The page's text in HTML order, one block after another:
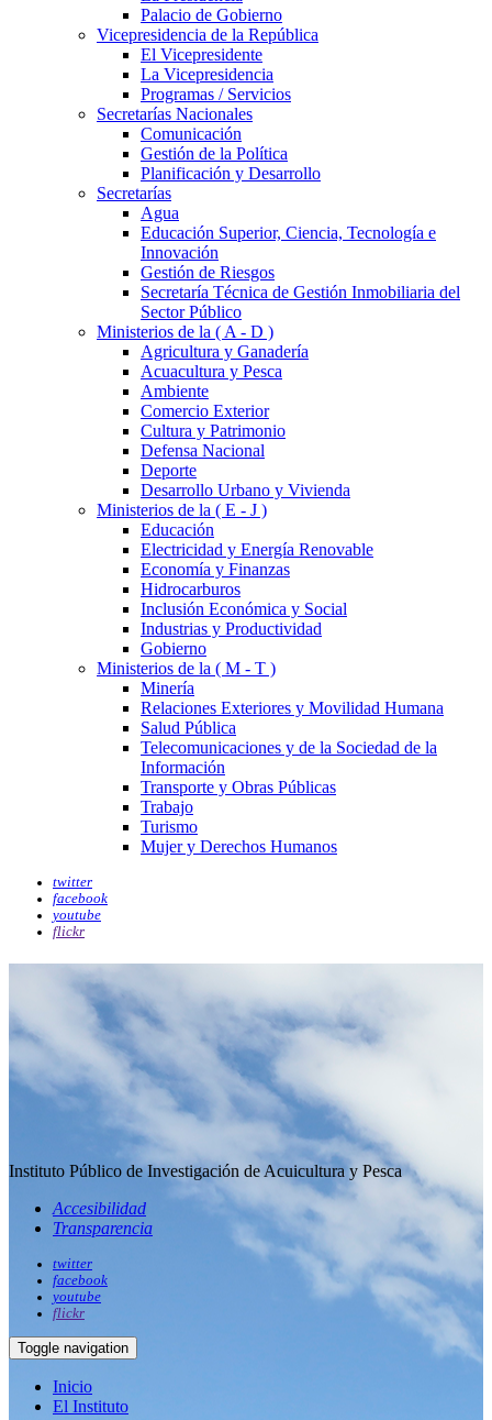
Palacio de Gobierno
Vicepresidencia de la República
El Vicepresidente
La Vicepresidencia
Programas / Servicios
Secretarías Nacionales
Comunicación
Gestión de la Política
Planificación y Desarrollo
Secretarías
Agua
Educación Superior, Ciencia, Tecnología e
Innovación
Gestión de Riesgos
Secretaría Técnica de Gestión Inmobiliaria del
Sector Público
Ministerios de la ( A - D )
Agricultura y Ganadería
Acuacultura y Pesca
Ambiente
Comercio Exterior
Cultura y Patrimonio
Defensa Nacional
Deporte
Desarrollo Urbano y Vivienda
Ministerios de la ( E - J )
Educación
Electricidad y Energía Renovable
Economía y Finanzas
Hidrocarburos
Inclusión Económica y Social
Industrias y Productividad
Gobierno
Ministerios de la ( M - T )
Minería
Relaciones Exteriores y Movilidad Humana
Salud Pública
Telecomunicaciones y de la Sociedad de la
Información
Transporte y Obras Públicas
Trabajo
Turismo
Mujer y Derechos Humanos
twitter
facebook
youtube
flickr
Instituto Público de Investigación de Acuicultura y Pesca
Accesibilidad
Transparencia
twitter
facebook
youtube
flickr
Toggle navigation
Inicio
El Instituto